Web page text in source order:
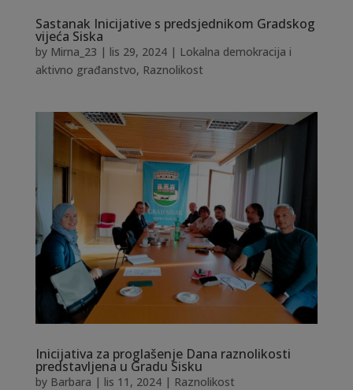
Sastanak Inicijative s predsjednikom Gradskog
vijeća Siska
by Mirna_23 | lis 29, 2024| Lokalna demokracija i
aktivno građanstvo, Raznolikost
Inicijativa za proglašenje Dana raznolikosti
predstavljena u Gradu Sisku
by Barbara | lis 11, 2024| Raznolikost